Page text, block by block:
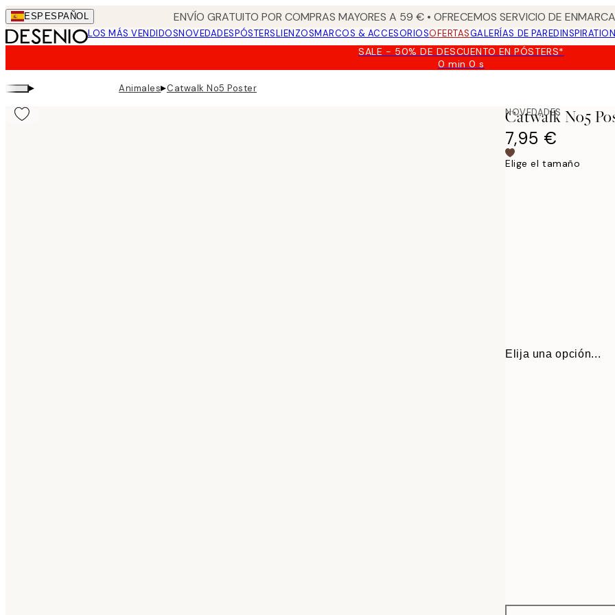
Skip
to
main
ESP ESPAÑOL ENVÍO GRATUITO POR COMPRAS MAYORES A 59 € • OFRECEMOS SERVICIO DE
LOS MÁS VENDIDOSNOVEDADESPÓSTERSLIENZOSMARCOS & ACCESORIOSOFERTASGALERÍAS DE PARED
SALE - 50% DE DESCUENTO EN PÓSTERS*
0 min0 s
Válido
▸ Animales▸Catwalk No5 Poster
NOVEDADES
Catwalk No5
7,95 €
Elige el tamaño
Elija una opción...